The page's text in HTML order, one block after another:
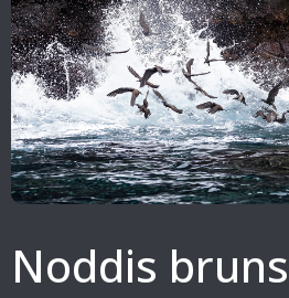
Noddis bruns